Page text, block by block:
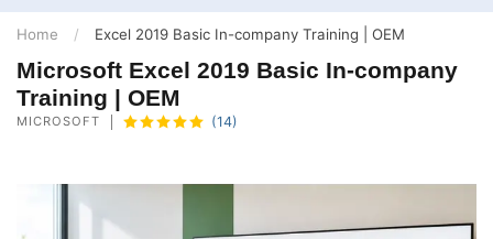
Home / Excel 2019 Basic In-company Training | OEM
Microsoft Excel 2019 Basic In-company
Training | OEM
MICROSOFT (14)